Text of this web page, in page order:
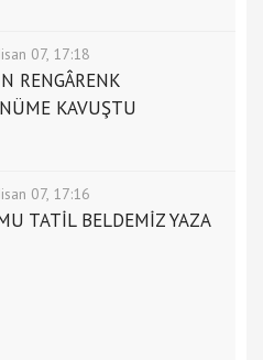
07, 17:18
RENGÂRENK
KAVUŞTU
07, 17:16
TATİL BELDEMİZ YAZA